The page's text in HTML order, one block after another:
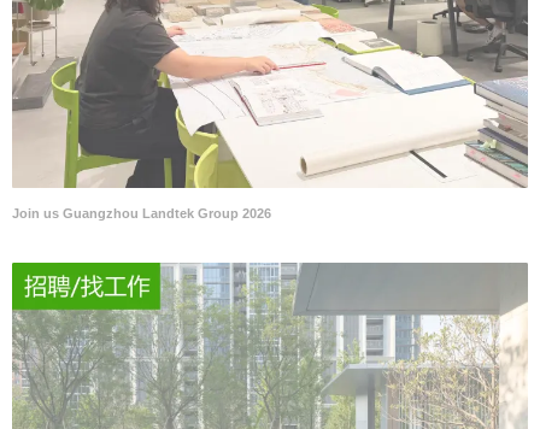
Join us Guangzhou Landtek Group 2026